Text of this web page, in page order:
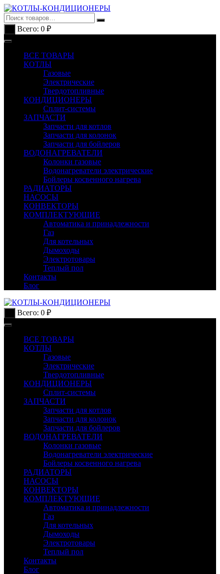
Перейти
к
содержимому
Всего: 0 ₽
ВСЕ ТОВАРЫ
КОТЛЫ
Газовые
Электрические
Твердотопливные
КОНДИЦИОНЕРЫ
Сплит-системы
ЗАПЧАСТИ
Запчасти для котлов
Запчасти для колонок
Запчасти для бойлеров
ВОДОНАГРЕВАТЕЛИ
Колонки газовые
Водонагреватели электрические
Бойлеры косвенного нагрева
РАДИАТОРЫ
НАСОСЫ
КОНВЕКТОРЫ
КОМПЛЕКТУЮЩИЕ
Автоматика и принадлежности
Газ
Для котельных
Дымоходы
Электротовары
Теплый пол
Контакты
Блог
Всего: 0 ₽
ВСЕ ТОВАРЫ
КОТЛЫ
Газовые
Электрические
Твердотопливные
КОНДИЦИОНЕРЫ
Сплит-системы
ЗАПЧАСТИ
Запчасти для котлов
Запчасти для колонок
Запчасти для бойлеров
ВОДОНАГРЕВАТЕЛИ
Колонки газовые
Водонагреватели электрические
Бойлеры косвенного нагрева
РАДИАТОРЫ
НАСОСЫ
КОНВЕКТОРЫ
КОМПЛЕКТУЮЩИЕ
Автоматика и принадлежности
Газ
Для котельных
Дымоходы
Электротовары
Теплый пол
Контакты
Блог